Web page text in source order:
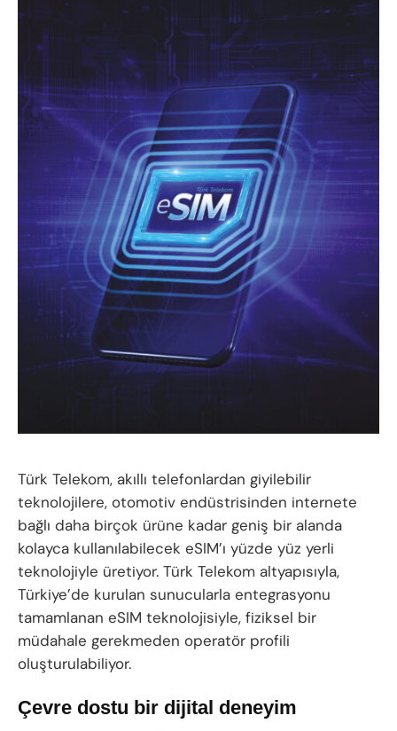
Türk Telekom, akıllı telefonlardan giyilebilir
teknolojilere, otomotiv endüstrisinden internete
bağlı daha birçok ürüne kadar geniş bir alanda
kolayca kullanılabilecek eSIM’ı yüzde yüz yerli
teknolojiyle üretiyor. Türk Telekom altyapısıyla,
Türkiye’de kurulan sunucularla entegrasyonu
tamamlanan eSIM teknolojisiyle, fiziksel bir
müdahale gerekmeden operatör profili
oluşturulabiliyor.
Çevre dostu bir dijital deneyim